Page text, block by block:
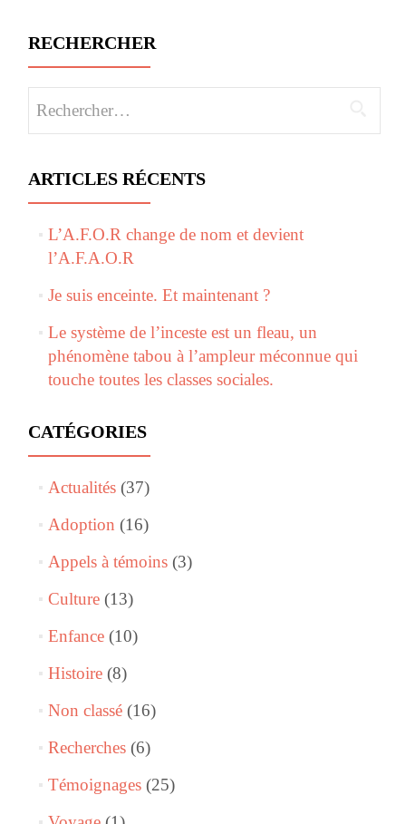
RECHERCHER
ARTICLES RÉCENTS
L’A.F.O.R change de nom et devient
l’A.F.A.O.R
Je suis enceinte. Et maintenant ?
Le système de l’inceste est un fleau, un
phénomène tabou à l’ampleur méconnue qui
touche toutes les classes sociales.
CATÉGORIES
Actualités(37)
Adoption (16)
Appels à témoins(3)
Culture(13)
Enfance(10)
Histoire(8)
Non classé(16)
Recherches(6)
Témoignages(25)